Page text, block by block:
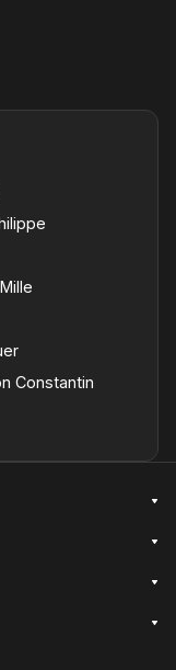
Constantin